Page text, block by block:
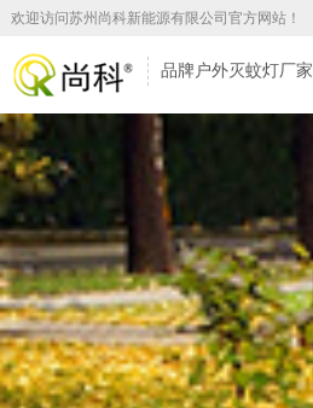
欢迎访问苏州尚科新能源有限公司官方网站！
品牌户外灭蚊灯厂家